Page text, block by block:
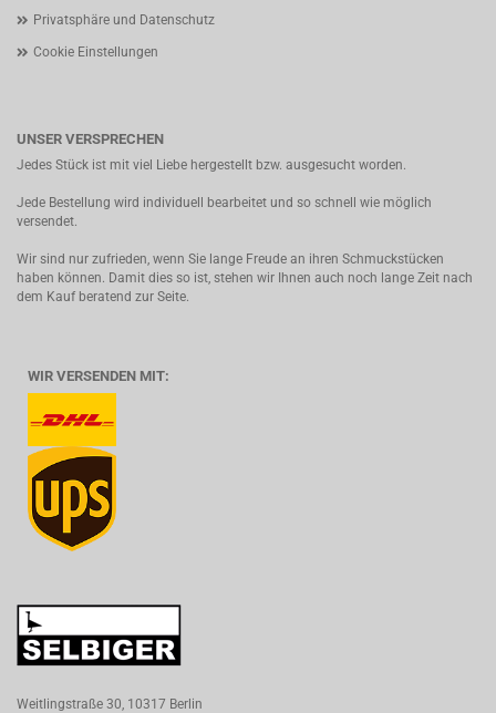
Privatsphäre und Datenschutz
Cookie Einstellungen
UNSER VERSPRECHEN
Jedes Stück ist mit viel Liebe hergestellt bzw. ausgesucht worden.
Jede Bestellung wird individuell bearbeitet und so schnell wie möglich
versendet.
Wir sind nur zufrieden, wenn Sie lange Freude an ihren Schmuckstücken
haben können. Damit dies so ist, stehen wir Ihnen auch noch lange Zeit nach
dem Kauf beratend zur Seite.
WIR VERSENDEN MIT:
Weitlingstraße 30, 10317 Berlin